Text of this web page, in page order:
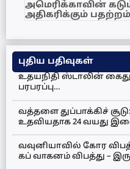
அமெரிக்காவின்
அதிகரிக்கும் பதற்றம்
புதிய பதிவுகள்
உதயநிதி ஸ்டாலின்
பரபரப்பு…
வத்தளை துப்பாக்கிச்
உதவியதாக 24 வயது
வவுனியாவில் கோர
கப் வாகனம் விபத்து –